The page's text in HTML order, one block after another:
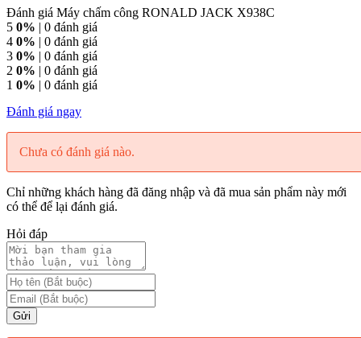
Đánh giá Máy chấm công RONALD JACK X938C
5 0% | 0 đánh giá
4 0% | 0 đánh giá
3 0% | 0 đánh giá
2 0% | 0 đánh giá
1 0% | 0 đánh giá
Đánh giá ngay
Chưa có đánh giá nào.
Chỉ những khách hàng đã đăng nhập và đã mua sản phẩm này mới
có thể để lại đánh giá.
Hỏi đáp
Gửi